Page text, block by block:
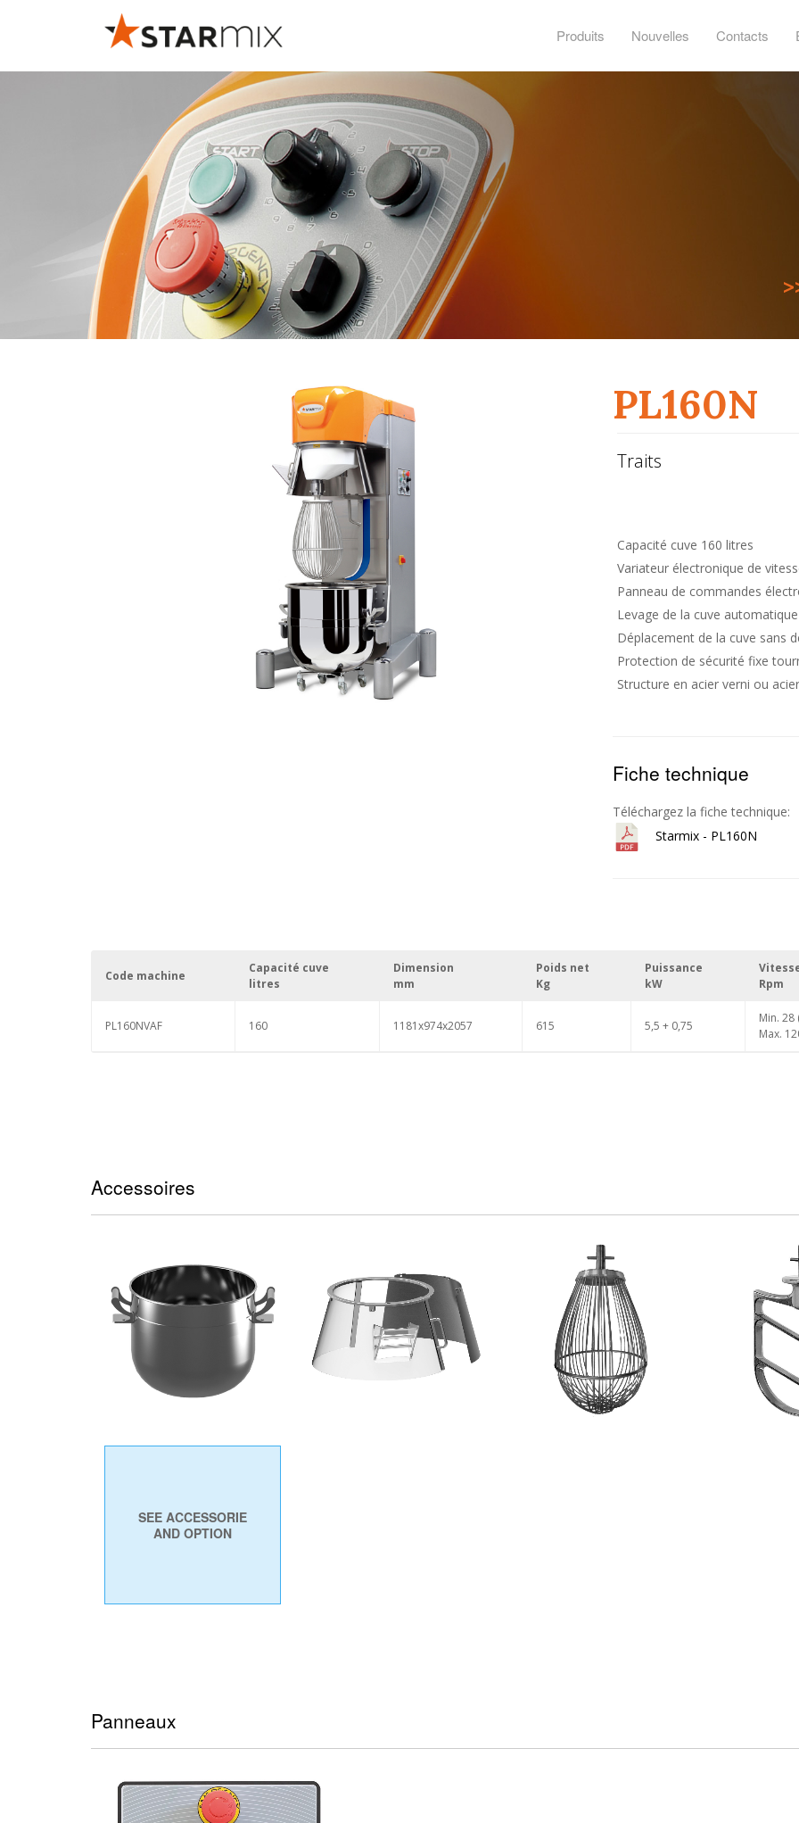
Produits Nouvelles Contacts
PL160N
Traits
Capacité cuve 160 litres
Variateur électronique de
Panneau de commandes
Levage de la cuve automatique
Déplacement de la cuve sans
Protection de sécurité fixe
Structure en acier verni ou
Fiche technique
Téléchargez la fiche technique:
Starmix - PL160N
Code machine
Capacité cuve
litres
Dimension
mm
Poids net
Kg
Puissance
kW
Rpm
PL160NVAF 160 1181x974x2057 615 5,5 + 0,75
Min. 28
Max.
Accessoires
PROTEZIONE FISSA
GIREVOLE IN PLASTICA F FRUSTA A FILI FINI SPATOLA
SEE ACCESSORIE
AND OPTION
Panneaux